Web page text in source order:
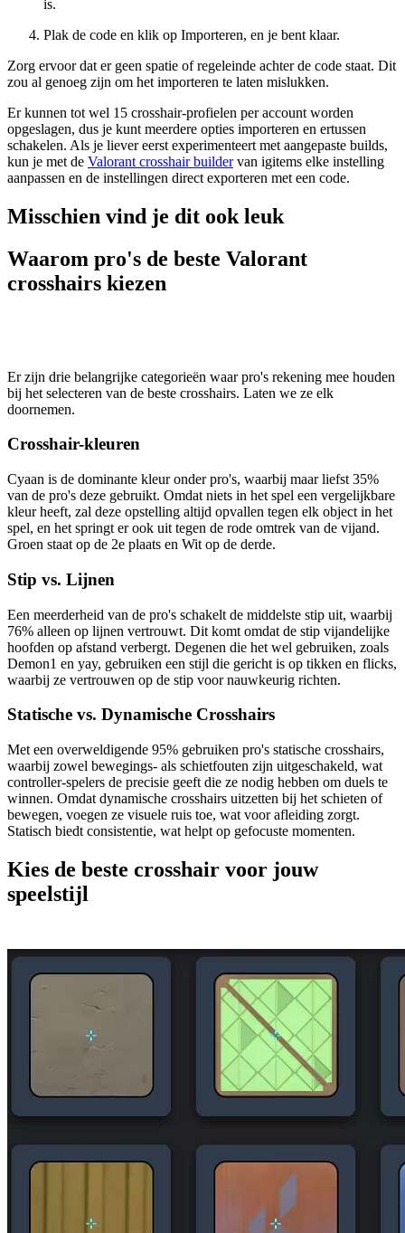
is.
Plak de code en klik op Importeren, en je bent klaar.
Zorg ervoor dat er geen spatie of regeleinde achter de code staat. Dit
zou al genoeg zijn om het importeren te laten mislukken.
Er kunnen tot wel 15 crosshair-profielen per account worden
opgeslagen, dus je kunt meerdere opties importeren en ertussen
schakelen. Als je liever eerst experimenteert met aangepaste builds,
kun je met de Valorant crosshair buildervan igitems elke instelling
aanpassen en de instellingen direct exporteren met een code.
Misschien vind je dit ook leuk
Waarom pro's de beste Valorant
crosshairs kiezen
Er zijn drie belangrijke categorieën waar pro's rekening mee houden
bij het selecteren van de beste crosshairs. Laten we ze elk
doornemen.
Crosshair-kleuren
Cyaan is de dominante kleur onder pro's, waarbij maar liefst 35%
van de pro's deze gebruikt. Omdat niets in het spel een vergelijkbare
kleur heeft, zal deze opstelling altijd opvallen tegen elk object in het
spel, en het springt er ook uit tegen de rode omtrek van de vijand.
Groen staat op de 2e plaats en Wit op de derde.
Stip vs. Lijnen
Een meerderheid van de pro's schakelt de middelste stip uit, waarbij
76% alleen op lijnen vertrouwt. Dit komt omdat de stip vijandelijke
hoofden op afstand verbergt. Degenen die het wel gebruiken, zoals
Demon1 en yay, gebruiken een stijl die gericht is op tikken en flicks,
waarbij ze vertrouwen op de stip voor nauwkeurig richten.
Statische vs. Dynamische Crosshairs
Met een overweldigende 95% gebruiken pro's statische crosshairs,
waarbij zowel bewegings- als schietfouten zijn uitgeschakeld, wat
controller-spelers de precisie geeft die ze nodig hebben om duels te
winnen. Omdat dynamische crosshairs uitzetten bij het schieten of
bewegen, voegen ze visuele ruis toe, wat voor afleiding zorgt.
Statisch biedt consistentie, wat helpt op gefocuste momenten.
Kies de beste crosshair voor jouw
speelstijl